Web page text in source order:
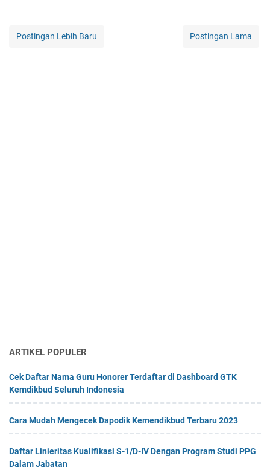
Postingan Lebih Baru Postingan Lama
ARTIKEL POPULER
Cek Daftar Nama Guru Honorer Terdaftar di Dashboard GTK
Kemdikbud Seluruh Indonesia
Cara Mudah Mengecek Dapodik Kemendikbud Terbaru 2023
Daftar Linieritas Kualifikasi S-1/D-IV Dengan Program Studi PPG
Dalam Jabatan